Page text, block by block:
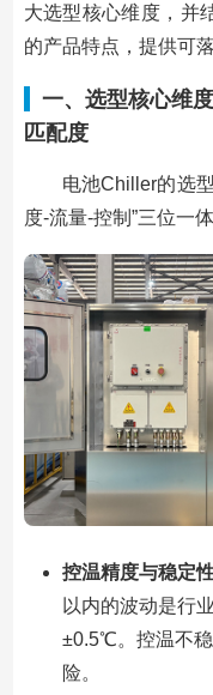
大选型核心维度，并
的产品特点，提供可
一、选型核心维
匹配度
电池Chiller的选
度-流量-控制”三位一
控温精度与稳定
以内的波动是行
±0.5℃。控温不
险。